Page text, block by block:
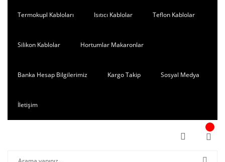
Termokupl Kabloları Isıtıcı Kablolar Teflon Kablolar
Silikon Kablolar Hortumlar Makaronlar
Banka Hesap Bilgilerimiz Kargo Takip Sosyal Medya
İletişim